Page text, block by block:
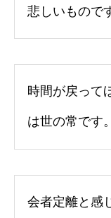
悲しいもので
時間が戻って
は世の常です。
会者定離と感